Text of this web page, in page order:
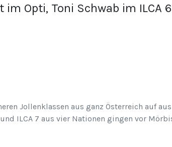
Opti, Toni Schwab im ILCA
Jollenklassen aus ganz Österreich auf
ILCA 7 aus vier Nationen gingen vor